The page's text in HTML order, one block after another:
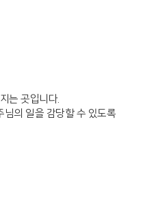
는 곳입니다.
님의 일을 감당할 수 있도록